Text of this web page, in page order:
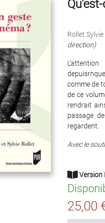
Rollet Sylvie
direction)
comme de
de ce
rendrait
passage
regardent.
Avec le
Version
25,00